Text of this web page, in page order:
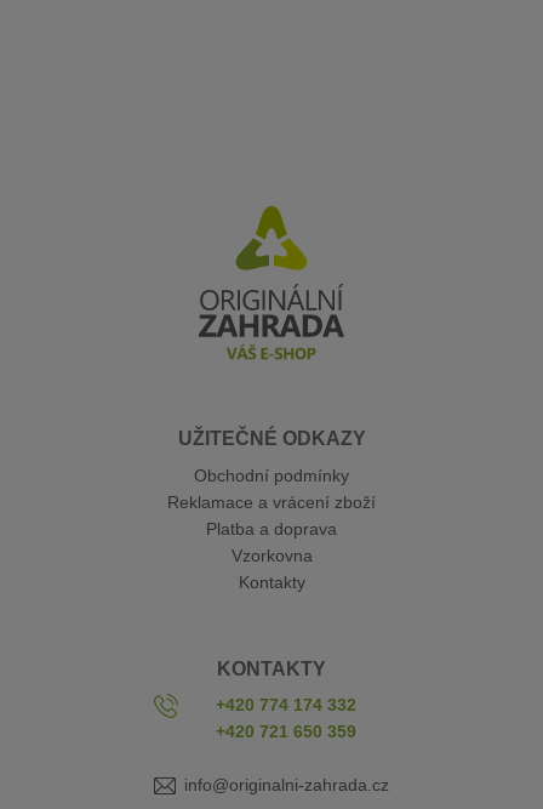
UŽITEČNÉ ODKAZY
Obchodní podmínky
Reklamace a vrácení zboží
Platba a doprava
Vzorkovna
Kontakty
KONTAKTY
+420 774 174 332
+420 721 650 359
info@originalni-zahrada.cz